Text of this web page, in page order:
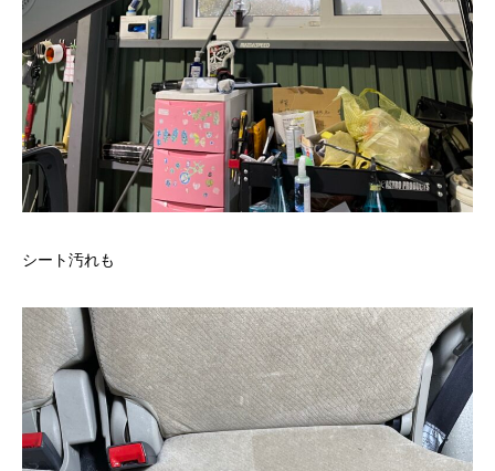
シート汚れも